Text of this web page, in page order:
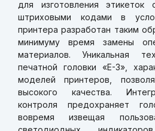
для изготовления этикеток
штриховыми кодами в
принтера разработан таким
минимуму время замены
материалов. Уникальная
печатной головки «E-3»,
моделей принтеров,
высокого качества.
контроля предохраняет
вовремя извещая